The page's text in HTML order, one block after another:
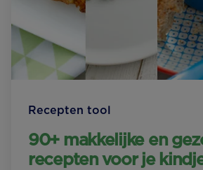
Recepten tool
90+ makkelijke en
recepten voor je